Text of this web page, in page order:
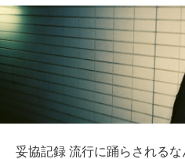
妥協記録 流行に踊らされる